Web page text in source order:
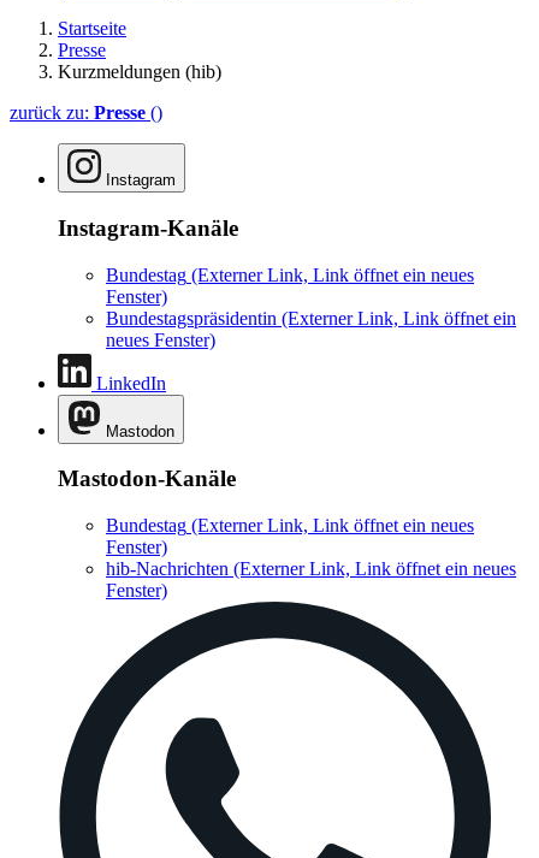
Startseite
Presse
Kurzmeldungen (hib)
zurück zu: Presse ()
Instagram
Instagram-Kanäle
Bundestag (Externer Link, Link öffnet ein neues
Fenster)
Bundestagspräsidentin (Externer Link, Link öffnet ein
neues Fenster)
LinkedIn
Mastodon
Mastodon-Kanäle
Bundestag (Externer Link, Link öffnet ein neues
Fenster)
hib-Nachrichten (Externer Link, Link öffnet ein neues
Fenster)